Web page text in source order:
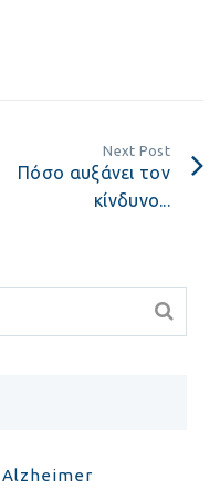
Next Post
Πόσο αυξάνει τον
κίνδυνο...
Alzheimer